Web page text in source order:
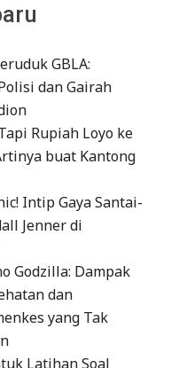
GBLA:
dan Gairah
Rupiah Loyo ke
buat Kantong
Intip Gaya Santai-
Jenner di
Godzilla: Dampak
dan
yang Tak
Latihan Soal